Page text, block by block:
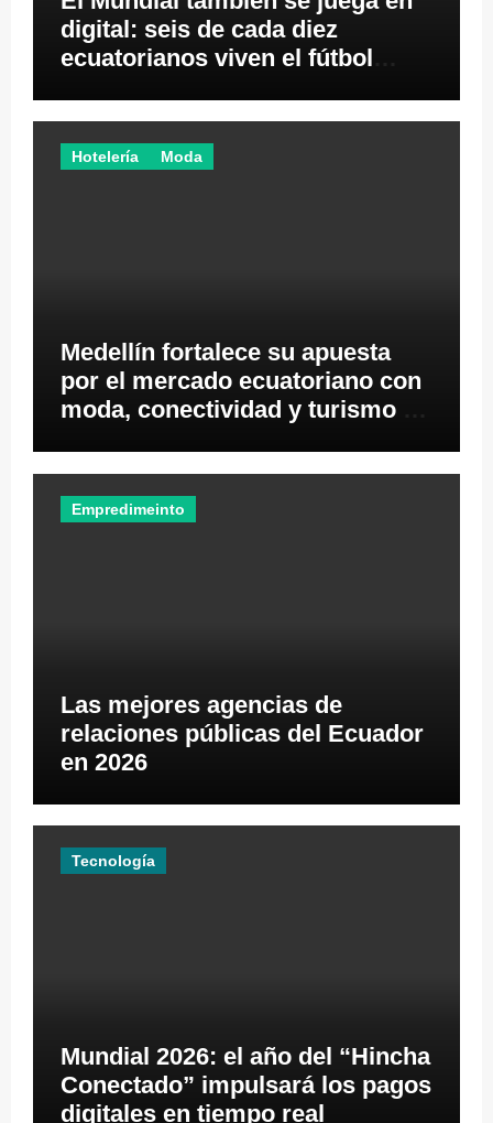
digital: seis de cada diez
ecuatorianos viven el fútbol
Hotelería Moda
Medellín fortalece su apuesta
por el mercado ecuatoriano con
moda, conectividad y turismo de
Empredimeinto
Las mejores agencias de
relaciones públicas del Ecuador
en 2026
Tecnología
Mundial 2026: el año del “Hincha
Conectado” impulsará los pagos
digitales en tiempo real